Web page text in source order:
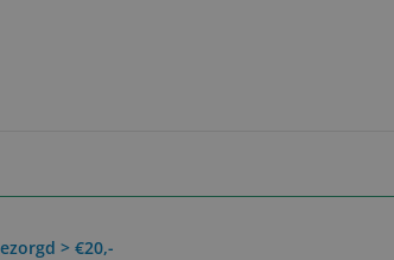
> €20,-